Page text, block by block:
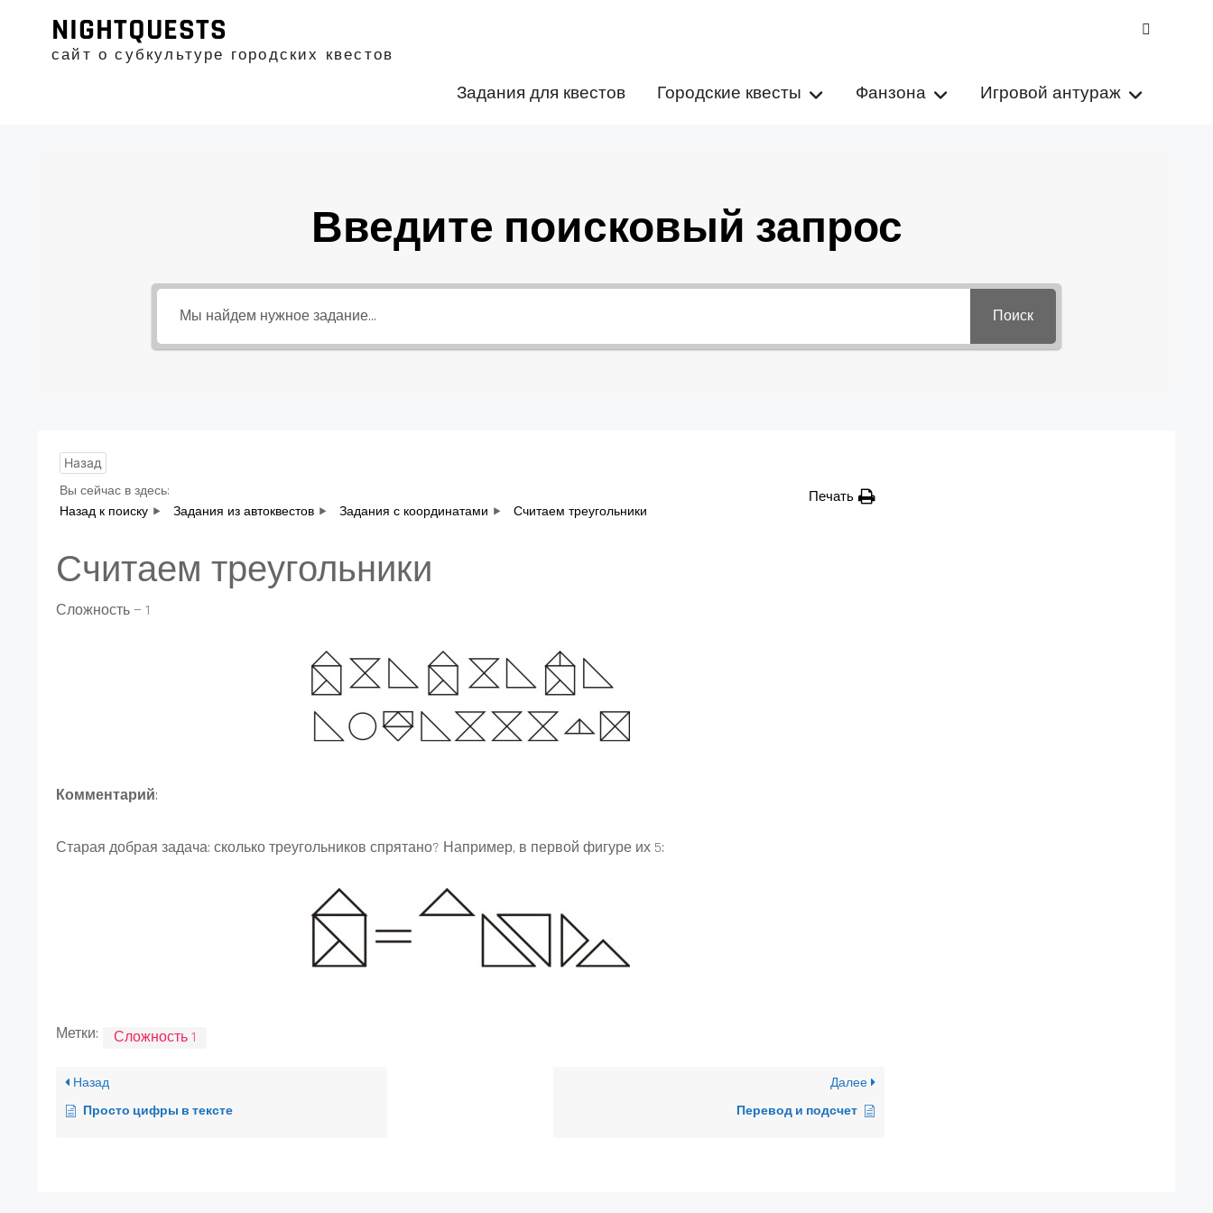
содержимому
NIGHTQUESTS
сайт о субкультуре городских квестов
Задания для квестов Городские квесты Фанзона Игровой антураж
Введите поисковый запрос
Поиск
Назад
Вы сейчас в здесь:
Назад к поиску
Задания из автоквестов Задания с координатами Считаем треугольники
Печать
Считаем треугольники
Сложность — 1
Комментарий:
Старая добрая задача: сколько треугольников спрятано? Например, в первой фигуре их 5:
Метки: Сложность 1
Назад
Просто цифры в тексте
Далее
Перевод и подсчет